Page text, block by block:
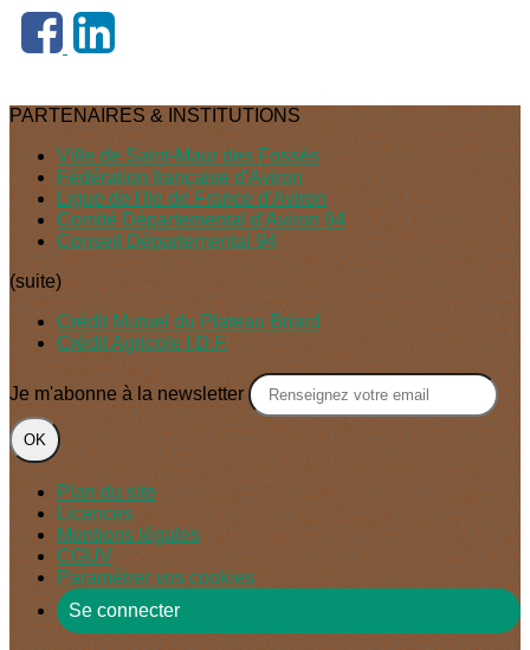
PARTENAIRES & INSTITUTIONS
Ville de Saint-Maur des Fossés
Fédération française d'Aviron
Ligue de l'Ile de France d'Aviron
Comité Départemental d'Aviron 94
Conseil Départemental 94
(suite)
Crédit Mutuel du Plateau Briard
Crédit Agricole I.D.F.
Je m'abonne à la newsletter
OK
Plan du site
Licences
Mentions légales
CGUV
Paramétrer vos cookies
Se connecter